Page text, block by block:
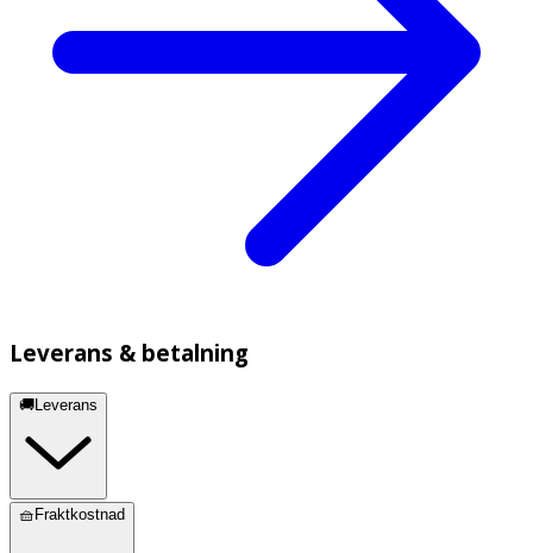
Leverans & betalning
🚚Leverans
🧺Fraktkostnad